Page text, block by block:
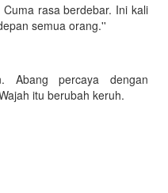
rasa berdebar. Ini kali
semua orang.''
Abang percaya dengan
itu berubah keruh.